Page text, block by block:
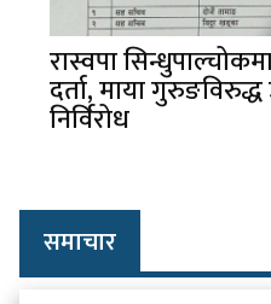
रास्वपा
दर्ता, माया
निर्विरोध
समाचार